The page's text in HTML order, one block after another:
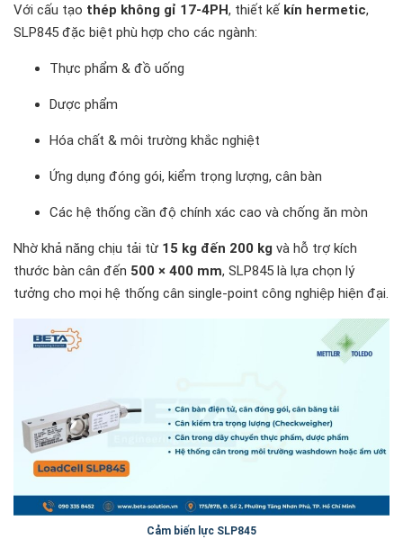
Với cấu tạo thép không gỉ 17-4PH, thiết kế kín hermetic,
SLP845 đặc biệt phù hợp cho các ngành:
Thực phẩm & đồ uống
Dược phẩm
Hóa chất & môi trường khắc nghiệt
Ứng dụng đóng gói, kiểm trọng lượng, cân bàn
Các hệ thống cần độ chính xác cao và chống ăn mòn
Nhờ khả năng chịu tải từ 15 kg đến 200 kg và hỗ trợ kích
thước bàn cân đến 500 × 400 mm, SLP845 là lựa chọn lý
tưởng cho mọi hệ thống cân single-point công nghiệp hiện đại.
Cảm biến lực SLP845